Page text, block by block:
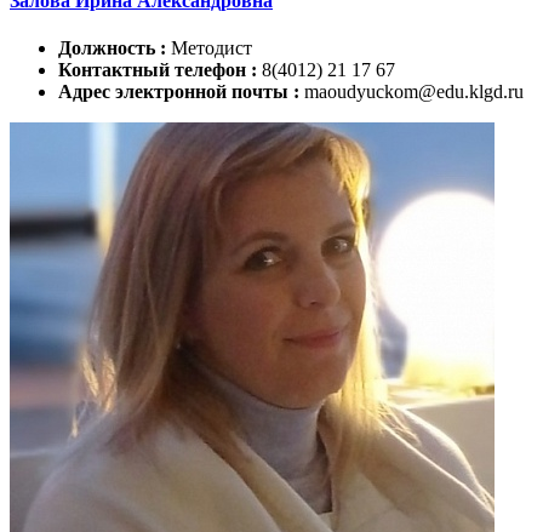
Должность : Методист
Контактный телефон : 8(4012) 21 17 67
Адрес электронной почты : maoudyuckom@edu.klgd.ru